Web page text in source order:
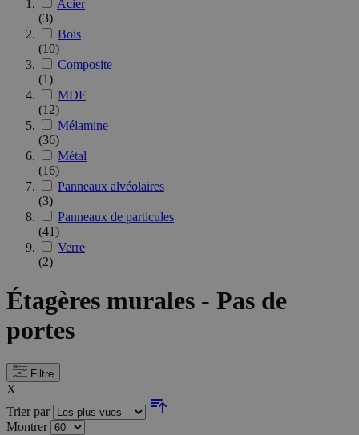
Acier
(3)
Bois
(10)
Composite
(1)
MDF
(12)
Mélamine
(36)
Métal
(16)
Panneaux alvéolaires
(3)
Panneaux de particules
(41)
Verre
(2)
Étagères murales - Pas de
portes
Filtre
X
Trier par
Montrer